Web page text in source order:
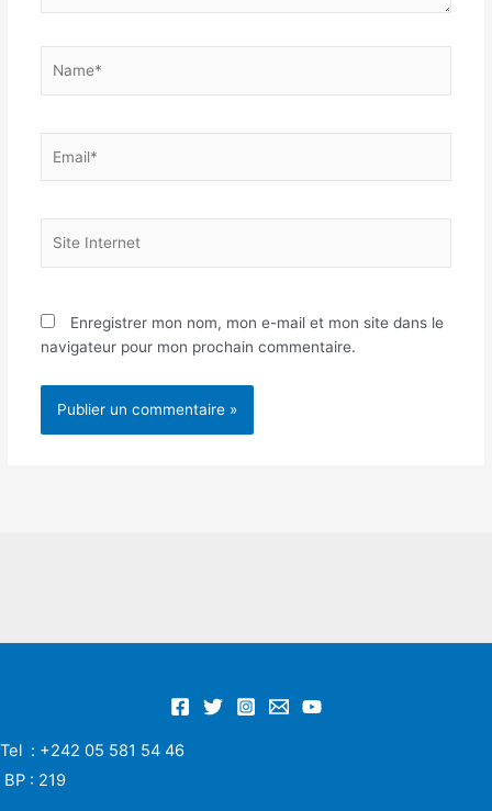
Internet
Enregistrer mon nom, mon e-mail et mon site dans le
navigateur pour mon prochain commentaire.
Tel : +242 05 581 54 46
BP : 219